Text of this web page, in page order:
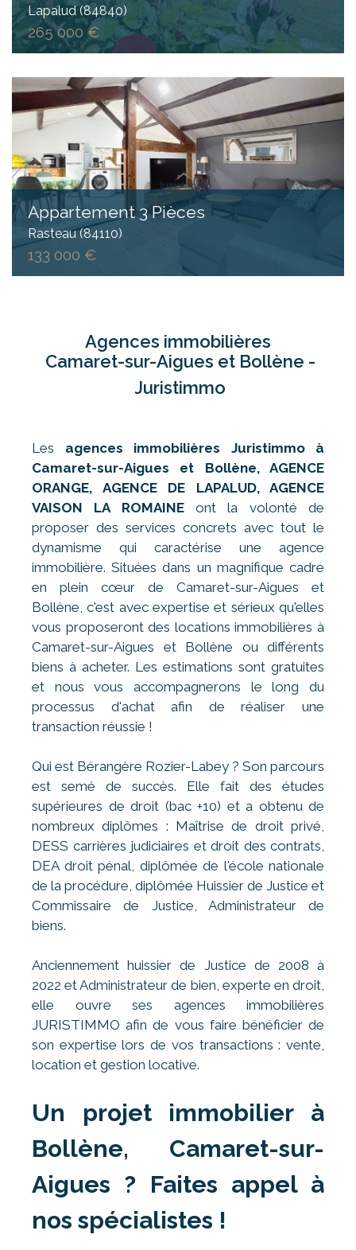
Lapalud (84840)
265 000 €
Appartement 3 Pièces
Rasteau (84110)
133 000 €
Agences immobilières
Camaret-sur-Aigues et Bollène -
Juristimmo
Les agences immobilières Juristimmo à
Camaret-sur-Aigues
et Bollène, AGENCE
ORANGE, AGENCE DE LAPALUD, AGENCE
VAISON LA ROMAINE ont la volonté de
proposer des services concrets avec tout le
dynamisme qui caractérise une agence
immobilière. Situées dans un magnifique cadre
en plein cœur de Camaret-sur-Aigues et
Bollène, c'est avec expertise et sérieux qu'elles
vous proposeront des locations immobilières à
Camaret-sur-Aigues et Bollène ou différents
biens à acheter. Les estimations sont gratuites
et nous vous accompagnerons le long du
processus d'achat afin de réaliser une
transaction réussie !
Qui est Bérangère Rozier-Labey ? Son parcours
est semé de succès. Elle fait des études
supérieures de droit (bac +10) et a obtenu de
nombreux diplômes : Maîtrise de droit privé,
DESS carrières judiciaires et droit des contrats,
DEA droit pénal, diplômée de l'école nationale
de la procédure, diplômée Huissier de Justice et
Commissaire de Justice, Administrateur de
biens.
Anciennement huissier de Justice de 2008 à
2022 et Administrateur de bien, experte en droit,
elle ouvre ses agences immobilières
JURISTIMMO afin de vous faire bénéficier de
son expertise lors de vos transactions : vente,
location et gestion locative.
Un projet immobilier à
Bollène, Camaret-sur-
Aigues ? Faites appel à
nos spécialistes !